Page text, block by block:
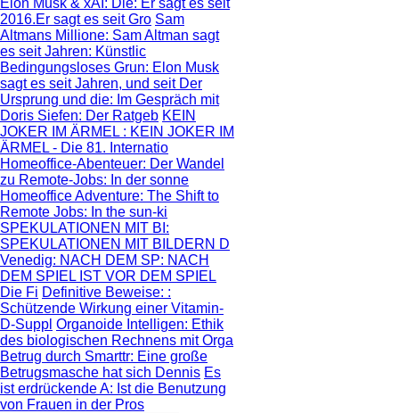
Elon Musk & xAI: Die: Er sagt es seit
2016.Er sagt es seit Gro Sam
Altmans Millione: Sam Altman sagt
es seit Jahren: Künstlic
Bedingungsloses Grun: Elon Musk
sagt es seit Jahren, und seit Der
Ursprung und die: Im Gespräch mit
Doris Siefen: Der Ratgeb KEIN
JOKER IM ÄRMEL : KEIN JOKER IM
ÄRMEL - Die 81. Internatio
Homeoffice-Abenteuer: Der Wandel
zu Remote-Jobs: In der sonne
Homeoffice Adventure: The Shift to
Remote Jobs: In the sun-ki
SPEKULATIONEN MIT BI :
SPEKULATIONEN MIT BILDERN D
Venedig: NACH DEM SP: NACH
DEM SPIEL IST VOR DEM SPIEL
Die Fi Definitive Beweise: :
Schützende Wirkung einer Vitamin-
D-Suppl Organoide Intelligen: Ethik
des biologischen Rechnens mit Orga
Betrug durch Smarttr: Eine große
Betrugsmasche hat sich Dennis Es
ist erdrückende A: Ist die Benutzung
von Frauen in der Pros